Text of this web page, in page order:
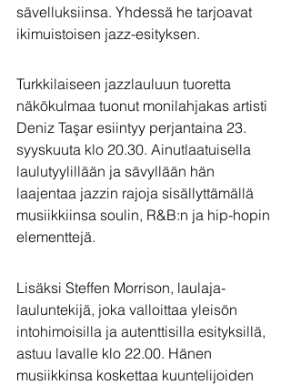
sävelluksiinsa. Yhdessä he tarjoavat
ikimuistoisen jazz-esityksen.
Turkkilaiseen jazzlauluun tuoretta
näkökulmaa tuonut monilahjakas artisti
Deniz Taşar esiintyy perjantaina 23.
syyskuuta klo 20.30. Ainutlaatuisella
laulutyylillään ja sävyllään hän
laajentaa jazzin rajoja sisällyttämällä
musiikkiinsa soulin, R&B:n ja hip-hopin
elementtejä.
Lisäksi Steffen Morrison, laulaja-
lauluntekijä, joka valloittaa yleisön
intohimoisilla ja autenttisilla esityksillä,
astuu lavalle klo 22.00. Hänen
musiikkinsa koskettaa kuuntelijoiden